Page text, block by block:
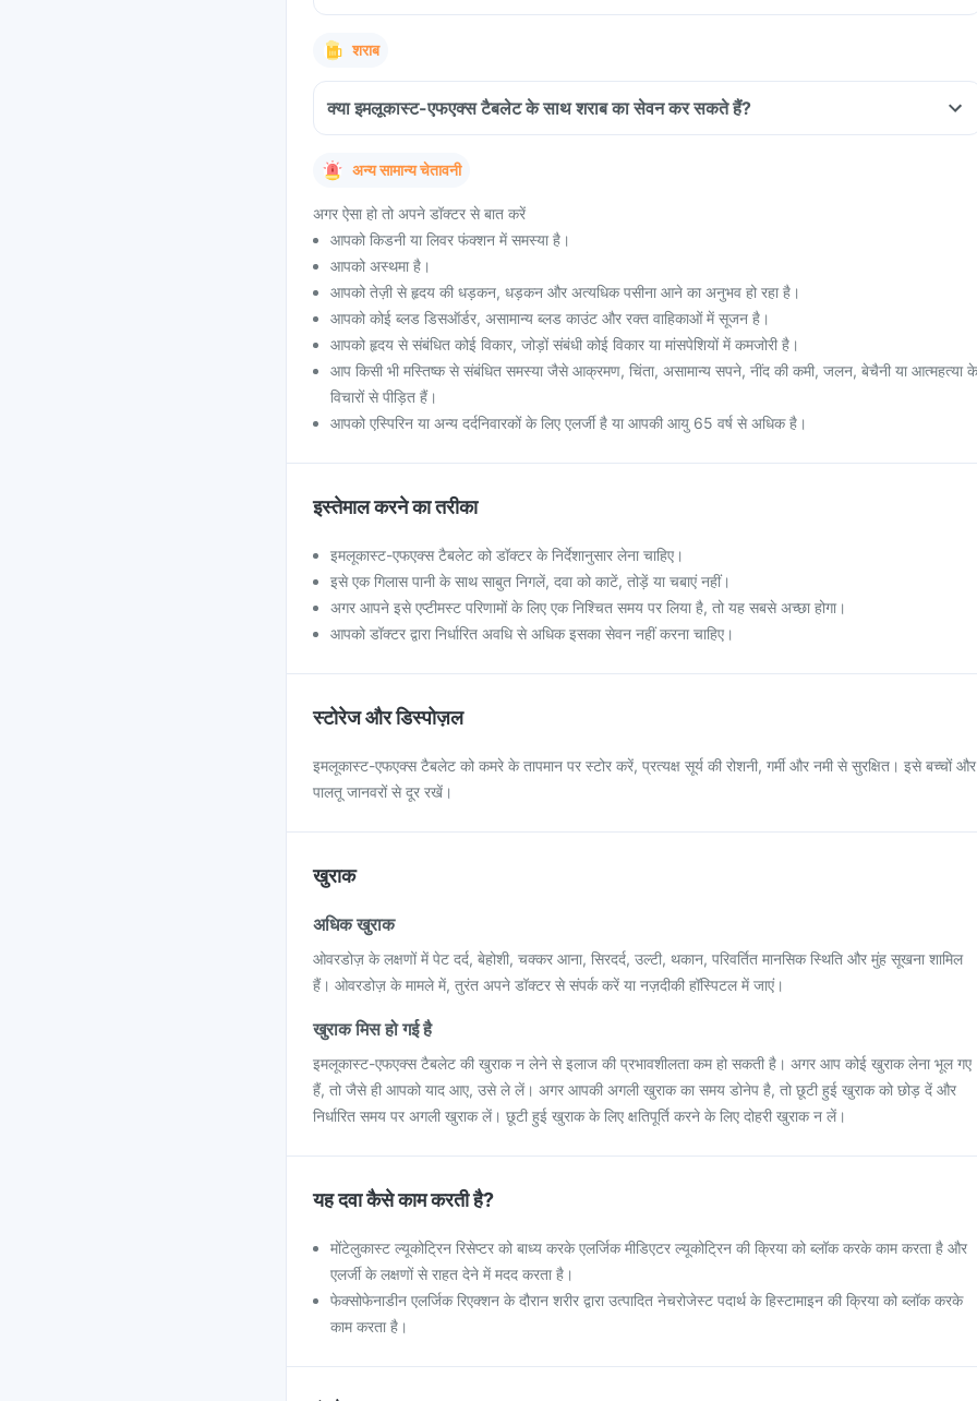
शराब
क्या इमलूकास्ट-एफएक्स टैबलेट के साथ शराब का सेवन कर सकते हैं?
अन्य सामान्य चेतावनी
अगर ऐसा हो तो अपने डॉक्टर से बात करें
आपको किडनी या लिवर फंक्शन में समस्या है।
आपको अस्थमा है।
आपको तेज़ी से हृदय की धड़कन, धड़कन और अत्यधिक पसीना आने का अनुभव हो रहा है।
आपको कोई ब्लड डिसऑर्डर, असामान्य ब्लड काउंट और रक्त वाहिकाओं में सूजन है।
आपको हृदय से संबंधित कोई विकार, जोड़ों संबंधी कोई विकार या मांसपेशियों में कमजोरी है।
आप किसी भी मस्तिष्क से संबंधित समस्या जैसे आक्रमण, चिंता, असामान्य सपने, नींद की कमी, जलन, बेचैनी या आत्महत्या के
विचारों से पीड़ित हैं।
आपको एस्पिरिन या अन्य दर्दनिवारकों के लिए एलर्जी है या आपकी आयु 65 वर्ष से अधिक है।
इस्तेमाल करने का तरीका
इमलूकास्ट-एफएक्स टैबलेट को डॉक्टर के निर्देशानुसार लेना चाहिए।
इसे एक गिलास पानी के साथ साबुत निगलें, दवा को काटें, तोड़ें या चबाएं नहीं।
अगर आपने इसे एप्टीमस्ट परिणामों के लिए एक निश्चित समय पर लिया है, तो यह सबसे अच्छा होगा।
आपको डॉक्टर द्वारा निर्धारित अवधि से अधिक इसका सेवन नहीं करना चाहिए।
स्टोरेज और डिस्पोज़ल
इमलूकास्ट-एफएक्स टैबलेट को कमरे के तापमान पर स्टोर करें, प्रत्यक्ष सूर्य की रोशनी, गर्मी और नमी से सुरक्षित। इसे बच्चों और
पालतू जानवरों से दूर रखें।
खुराक
अधिक खुराक
ओवरडोज़ के लक्षणों में पेट दर्द, बेहोशी, चक्कर आना, सिरदर्द, उल्टी, थकान, परिवर्तित मानसिक स्थिति और मुंह सूखना शामिल
हैं। ओवरडोज़ के मामले में, तुरंत अपने डॉक्टर से संपर्क करें या नज़दीकी हॉस्पिटल में जाएं।
खुराक मिस हो गई है
इमलूकास्ट-एफएक्स टैबलेट की खुराक न लेने से इलाज की प्रभावशीलता कम हो सकती है। अगर आप कोई खुराक लेना भूल गए
हैं, तो जैसे ही आपको याद आए, उसे ले लें। अगर आपकी अगली खुराक का समय डोनेप है, तो छूटी हुई खुराक को छोड़ दें और
निर्धारित समय पर अगली खुराक लें। छूटी हुई खुराक के लिए क्षतिपूर्ति करने के लिए दोहरी खुराक न लें।
यह दवा कैसे काम करती है?
मोंटेलुकास्ट ल्यूकोट्रिन रिसेप्टर को बाध्य करके एलर्जिक मीडिएटर ल्यूकोट्रिन की क्रिया को ब्लॉक करके काम करता है और
एलर्जी के लक्षणों से राहत देने में मदद करता है।
फेक्सोफेनाडीन एलर्जिक रिएक्शन के दौरान शरीर द्वारा उत्पादित नेचरोजेस्ट पदार्थ के हिस्टामाइन की क्रिया को ब्लॉक करके
काम करता है।